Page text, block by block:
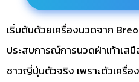
เริ่มต้นด้วยเครื่องนวดจาก
ประสบการณ์การนวดฝ่าเท้าเ
ชาวญี่ปุ่นตัวจริง เพราะตัวเครื่